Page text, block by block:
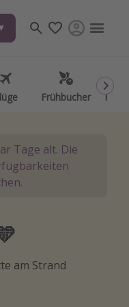
Frühbucher
Frühbucher
Tage alt. Die
am Strand